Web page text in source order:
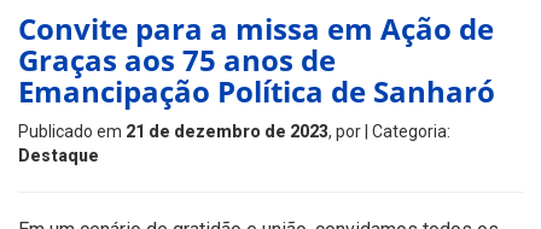
Convite para a missa em Ação de
Graças aos 75 anos de
Emancipação Política de Sanharó
Publicado em 21 de dezembro de 2023, por | Categoria:
Destaque